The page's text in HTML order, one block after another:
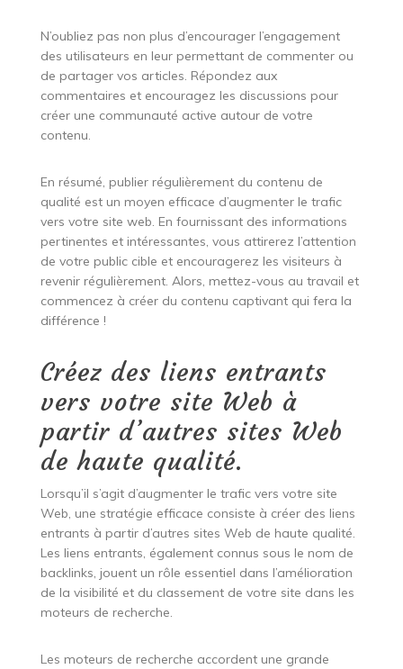
N’oubliez pas non plus d’encourager l’engagement
des utilisateurs en leur permettant de commenter ou
de partager vos articles. Répondez aux
commentaires et encouragez les discussions pour
créer une communauté active autour de votre
contenu.
En résumé, publier régulièrement du contenu de
qualité est un moyen efficace d’augmenter le trafic
vers votre site web. En fournissant des informations
pertinentes et intéressantes, vous attirerez l’attention
de votre public cible et encouragerez les visiteurs à
revenir régulièrement. Alors, mettez-vous au travail et
commencez à créer du contenu captivant qui fera la
différence !
Créez des liens entrants
vers votre site Web à
partir d’autres sites Web
de haute qualité.
Lorsqu’il s’agit d’augmenter le trafic vers votre site
Web, une stratégie efficace consiste à créer des liens
entrants à partir d’autres sites Web de haute qualité.
Les liens entrants, également connus sous le nom de
backlinks, jouent un rôle essentiel dans l’amélioration
de la visibilité et du classement de votre site dans les
moteurs de recherche.
Les moteurs de recherche accordent une grande